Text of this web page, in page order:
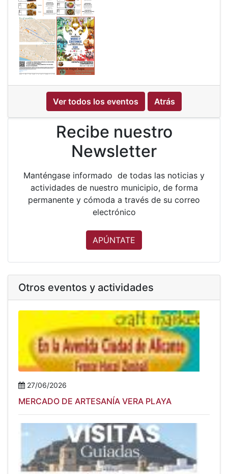
Ver todos los eventos Atrás
Recibe nuestro
Newsletter
Manténgase informado de todas las noticias y
actividades de nuestro municipio, de forma
permanente y cómoda a través de su correo
electrónico
APÚNTATE
Otros eventos y actividades
27/06/2026
MERCADO DE ARTESANÍA VERA PLAYA